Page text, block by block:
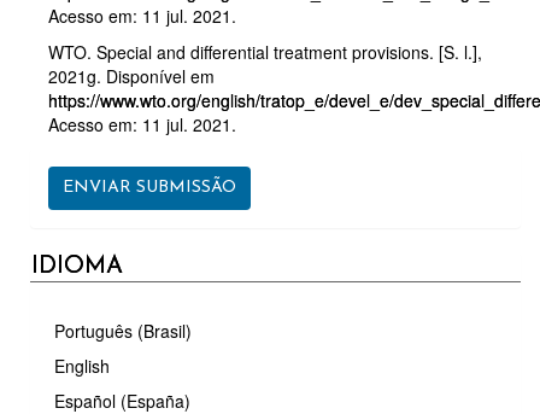
Acesso em: 11 jul. 2021.
WTO. Special and differential treatment provisions. [S. l.],
2021g. Disponível em
https://www.wto.org/english/tratop_e/devel_e/
Acesso em: 11 jul. 2021.
ENVIAR
SUBMISSÃO
ENVIAR SUBMISSÃO
IDIOMA
Português (Brasil)
English
Español (España)